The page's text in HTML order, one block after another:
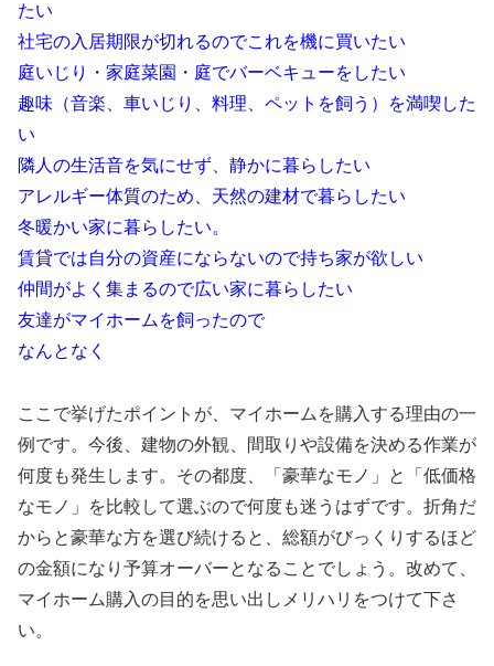
たい
社宅の入居期限が切れるのでこれを機に買いたい
庭いじり・家庭菜園・庭でバーベキューをしたい
趣味（音楽、車いじり、料理、ペットを飼う）を満喫した
い
隣人の生活音を気にせず、静かに暮らしたい
アレルギー体質のため、天然の建材で暮らしたい
冬暖かい家に暮らしたい。
賃貸では自分の資産にならないので持ち家が欲しい
仲間がよく集まるので広い家に暮らしたい
友達がマイホームを飼ったので
なんとなく
ここで挙げたポイントが、マイホームを購入する理由の一
例です。 今後、建物の外観、
間取りや設備を決める作業が
何度も発生します。その都度、「 豪華なモノ」と「低価格
なモノ」
を比較して選ぶので何度も迷うはずです。 折角だ
からと豪華な方を選び続けると、 総額がびっくりするほど
の金額になり予算オーバーとなることでし ょう。改めて、
マイホーム購入の目的を思い出しメリハリをつけて下さ
い。